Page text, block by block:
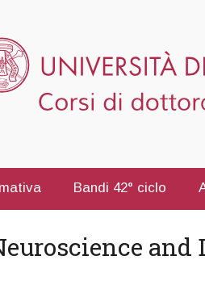
Bandi 42° ciclo